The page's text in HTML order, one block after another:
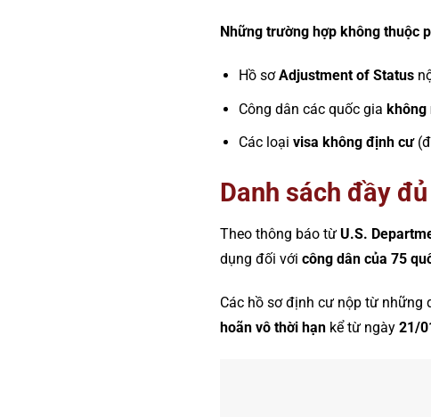
Những trường hợp không thuộc
Hồ sơAdjustment of Status
Công dân các quốc gia không
Các loại visa không định cư
Danh sách đầy
Theo thông báo từ U.S.
dụng đối với công dân của 75
Các hồ sơ định cư nộp từ những
hoãn vô thời hạn kể từ ngày 21/